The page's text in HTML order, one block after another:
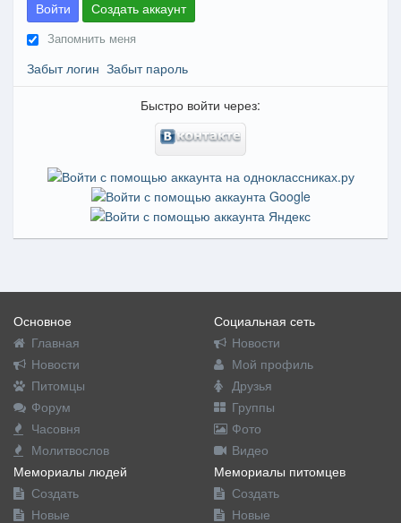
Войти Создать аккаунт
Запомнить меня
Забыт логин Забыт пароль
Быстро войти через:
Основное
Главная
Новости
Питомцы
Форум
Часовня
Молитвослов
Социальная сеть
Новости
Мой профиль
Друзья
Группы
Фото
Видео
Мемориалы людей
Создать
Новые
Мемориалы питомцев
Создать
Новые